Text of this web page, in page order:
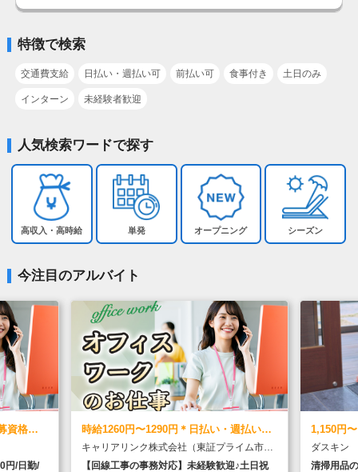
特徴で検索
交通費支給 日払い・週払い可 前払い可 食事付き 土日のみ
インターン 未経験者歓迎
人気検索ワードで探す
高収入・高時給 単発 オープニング シーズン
今注目のアルバイト
派遣登
円/日勤/
時給1260円〜1290円＊日払い・週払い
OK（当社規定）kkw_bcov2106
キャリアリンク株式会社（東証プライム市
【回線工事の事務対応】未経験歓迎♪土日祝
1,150円〜 試用期間：２ヶ月 時給
試用期間
ダスキン
清掃用品